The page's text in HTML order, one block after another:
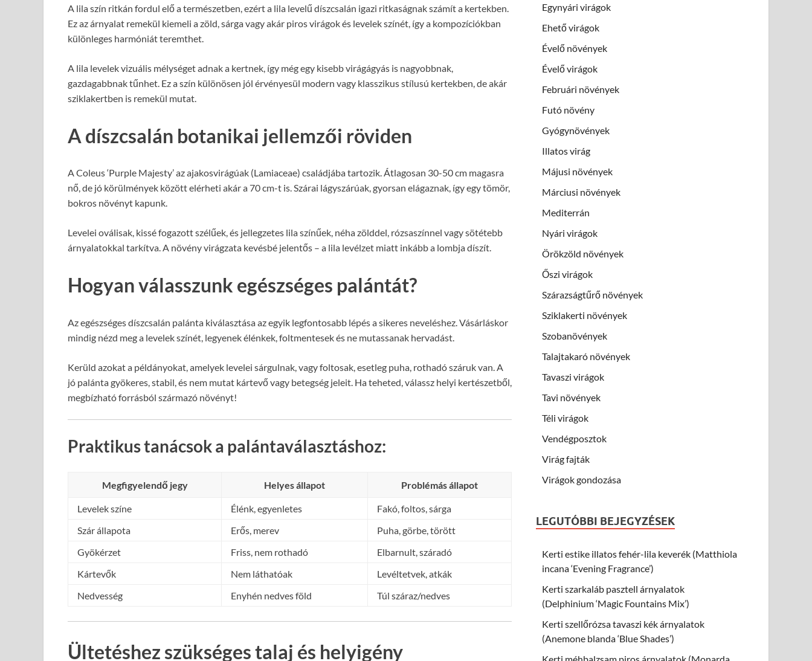
A lila szín ritkán fordul elő a természetben, ezért a lila levelű díszcsalán igazi ritkaságnak számít a kertekben.
Ez az árnyalat remekül kiemeli a zöld, sárga vagy akár piros virágok és levelek színét, így a kompozíciókban
különleges harmóniát teremthet.
A lila levelek vizuális mélységet adnak a kertnek, így még egy kisebb virágágyás is nagyobbnak,
gazdagabbnak tűnhet. Ez a szín különösen jól érvényesül modern vagy klasszikus stílusú kertekben, de akár
sziklakertben is remekül mutat.
A díszcsalán botanikai jellemzői röviden
A Coleus ‘Purple Majesty’ az ajakosvirágúak (Lamiaceae) családjába tartozik. Átlagosan 30-50 cm magasra
nő, de jó körülmények között elérheti akár a 70 cm-t is. Szárai lágyszárúak, gyorsan elágaznak, így egy tömör,
bokros növényt kapunk.
Levelei oválisak, kissé fogazott szélűek, és jellegzetes lila színűek, néha zölddel, rózsaszínnel vagy sötétebb
árnyalatokkal tarkítva. A növény virágzata kevésbé jelentős – a lila levélzet miatt inkább a lombja díszít.
Hogyan válasszunk egészséges palántát?
Az egészséges díszcsalán palánta kiválasztása az egyik legfontosabb lépés a sikeres neveléshez. Vásárláskor
mindig nézd meg a levelek színét, legyenek élénkek, foltmentesek és ne mutassanak hervadást.
Kerüld azokat a példányokat, amelyek levelei sárgulnak, vagy foltosak, esetleg puha, rothadó száruk van. A
jó palánta gyökeres, stabil, és nem mutat kártevő vagy betegség jeleit. Ha teheted, válassz helyi kertészetből,
megbízható forrásból származó növényt!
Praktikus tanácsok a palántaválasztáshoz:
Megfigyelendő jegy Helyes állapot Problémás állapot
Levelek színe Élénk, egyenletes
Fakó, foltos, sárga
Szár állapota
Erős, merev
Puha, görbe, törött
Gyökérzet
Friss, nem rothadó
Elbarnult, száradó
Kártevők
Nem láthatóak
Levéltetvek, atkák
Nedvesség
Enyhén nedves föld Túl száraz/nedves
Ültetéshez szükséges talaj és helyigény
Egynyári virágok
Ehető virágok
Évelő növények
Évelő virágok
Februári növények
Futó növény
Gyógynövények
Illatos virág
Májusi növények
Márciusi növények
Mediterrán
Nyári virágok
Örökzöld növények
Őszi virágok
Szárazságtűrő növények
Sziklakerti növények
Szobanövények
Talajtakaró növények
Tavaszi virágok
Tavi növények
Téli virágok
Vendégposztok
Virág fajták
Virágok gondozása
LEGUTÓBBI BEJEGYZÉSEK
Kerti estike illatos fehér-lila keverék (Matthiola
incana ‘Evening Fragrance’)
Kerti szarkaláb pasztell árnyalatok
(Delphinium ‘Magic Fountains Mix’)
Kerti szellőrózsa tavaszi kék árnyalatok
(Anemone blanda ‘Blue Shades’)